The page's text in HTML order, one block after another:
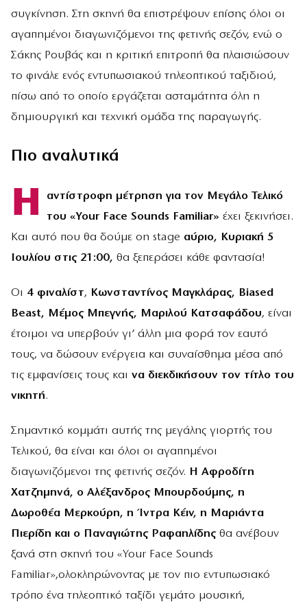
συγκίνηση. Στη σκηνή θα επιστρέψουν επίσης όλοι οι
αγαπημένοι διαγωνιζόμενοι της φετινής σεζόν, ενώ ο
Σάκης Ρουβάς και η κριτική επιτροπή θα πλαισιώσουν
το φινάλε ενός εντυπωσιακού τηλεοπτικού ταξιδιού,
πίσω από το οποίο εργάζεται ασταμάτητα όλη η
δημιουργική και τεχνική ομάδα της παραγωγής.
Πιο αναλυτικά
Η
αντίστροφη μέτρηση για τον Μεγάλο Τελικό
του «Your Face Sounds Familiar» έχει ξεκινήσει.
Και αυτό που θα δούμε on stage αύριο, Κυριακή 5
Ιουλίου στις 21:00, θα ξεπεράσει κάθε φαντασία!
Οι 4 φιναλίστ, Κωνσταντίνος Μαγκλάρας, Biased
Beast, Μέμος Μπεγνής, Μαριλού Κατσαφάδου, είναι
έτοιμοι να υπερβούν γι’ άλλη μια φορά τον εαυτό
τους, να δώσουν ενέργεια και συναίσθημα μέσα από
τις εμφανίσεις τους και να διεκδικήσουν τον τίτλο του
νικητή.
Σημαντικό κομμάτι αυτής της μεγάλης γιορτής του
Τελικού, θα είναι και όλοι οι αγαπημένοι
διαγωνιζόμενοι της φετινής σεζόν. Η Αφροδίτη
Χατζημηνά, ο Αλέξανδρος Μπουρδούμης, η
Δωροθέα Μερκούρη, η Ίντρα Κέιν, η Μαριάντα
Πιερίδη και ο Παναγιώτης Ραφαηλίδης θα ανέβουν
ξανά στη σκηνή του «Your Face Sounds
Familiar»,ολοκληρώνοντας με τον πιο εντυπωσιακό
τρόπο ένα τηλεοπτικό ταξίδι γεμάτο μουσική,